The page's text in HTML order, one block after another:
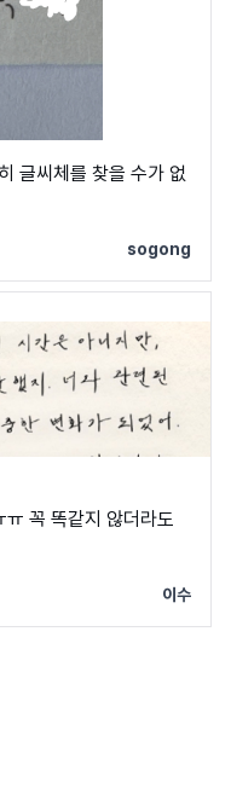
글씨체를 찾을 수가 없
sogong
꼭 똑같지 않더라도
이수